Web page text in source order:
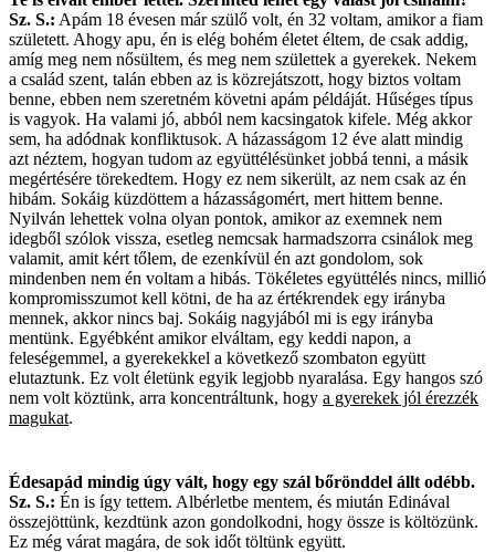
Sz. S.: Apám 18 évesen már szülő volt, én 32 voltam, amikor a fiam
született. Ahogy apu, én is elég bohém életet éltem, de csak addig,
amíg meg nem nősültem, és meg nem születtek a gyerekek. Nekem
a család szent, talán ebben az is közrejátszott, hogy biztos voltam
benne, ebben nem szeretném követni apám példáját. Hűséges típus
is vagyok. Ha valami jó, abból nem kacsingatok kifele. Még akkor
sem, ha adódnak konfliktusok. A házasságom 12 éve alatt mindig
azt néztem, hogyan tudom az együttélésünket jobbá tenni, a másik
megértésére törekedtem. Hogy ez nem sikerült, az nem csak az én
hibám. Sokáig küzdöttem a házasságomért, mert hittem benne.
Nyilván lehettek volna olyan pontok, amikor az exemnek nem
idegből szólok vissza, esetleg nemcsak harmadszorra csinálok meg
valamit, amit kért tőlem, de ezenkívül én azt gondolom, sok
mindenben nem én voltam a hibás. Tökéletes együttélés nincs, millió
kompromisszumot kell kötni, de ha az értékrendek egy irányba
mennek, akkor nincs baj. Sokáig nagyjából mi is egy irányba
mentünk. Egyébként amikor elváltam, egy keddi napon, a
feleségemmel, a gyerekekkel a következő szombaton együtt
elutaztunk. Ez volt életünk egyik legjobb nyaralása. Egy hangos szó
nem volt köztünk, arra koncentráltunk, hogy a gyerekek jól érezzék
magukat.
Édesapád mindig úgy vált, hogy egy szál bőrönddel állt odébb.
Sz. S.: Én is így tettem. Albérletbe mentem, és miután Edinával
összejöttünk, kezdtünk azon gondolkodni, hogy össze is költözünk.
Ez még várat magára, de sok időt töltünk együtt.